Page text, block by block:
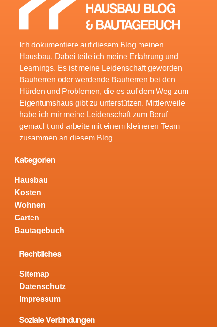
Ich dokumentiere auf diesem Blog meinen
Hausbau. Dabei teile ich meine Erfahrung und
Learnings. Es ist meine Leidenschaft geworden
Bauherren oder werdende Bauherren bei den
Hürden und Problemen, die es auf dem Weg zum
Eigentumshaus gibt zu unterstützen. Mittlerweile
habe ich mir meine Leidenschaft zum Beruf
gemacht und arbeite mit einem kleineren Team
zusammen an diesem Blog.
Kategorien
Hausbau
Kosten
Wohnen
Garten
Bautagebuch
Rechtliches
Sitemap
Datenschutz
Impressum
Soziale Verbindungen